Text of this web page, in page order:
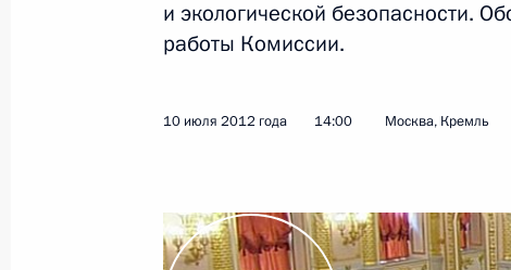
и экологической безопасности.
работы Комиссии.
10 июля 2012 года 14:00 Москва, Кремль